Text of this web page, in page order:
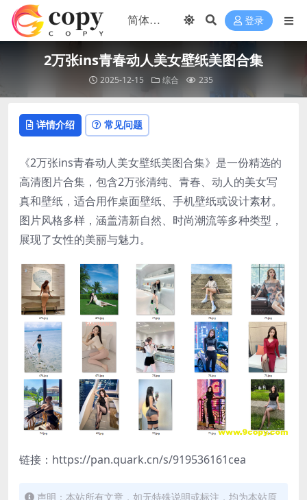
登录
2万张ins青春动人美女壁纸美图合集
2025-12-15 综合 235
详情介绍 常见问题
《2万张ins青春动人美女壁纸美图合集》是一份精选的
高清图片合集，包含2万张清纯、青春、动人的美女写
真和壁纸，适合用作桌面壁纸、手机壁纸或设计素材。
图片风格多样，涵盖清新自然、时尚潮流等多种类型，
展现了女性的美丽与魅力。
链接：https://pan.quark.cn/s/919536161cea
声明：本站所有文章，如无特殊说明或标注，均为本站原